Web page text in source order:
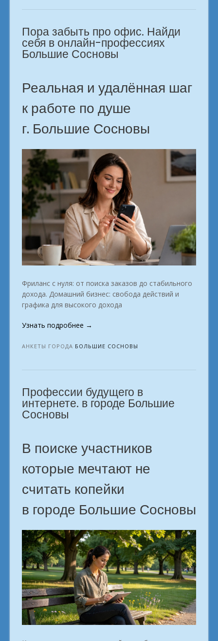
идеальная
из
дома
Большие
Сосновы»
Пора забыть про офис. Найди
себя в онлайн-профессиях
Большие Сосновы
Реальная и удалённая шаг
к работе по душе
г. Большие Сосновы
Фриланс с нуля: от поиска заказов до стабильного
дохода. Домашний бизнес: свобода действий и
графика для высокого дохода
Узнать подробнее «Пора
про
Найди
в
онлайн-
профессиях
→
АНКЕТЫ ГОРОДА БОЛЬШИЕ СОСНОВЫ
Профессии будущего в
интернете. в городе Большие
Сосновы
В поиске участников
которые мечтают не
считать копейки
в городе Большие Сосновы